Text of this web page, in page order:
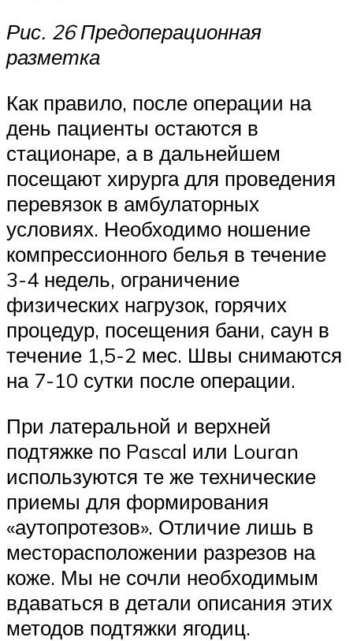
Рис. 26 Предоперационная
разметка
Как правило, после операции на
день пациенты остаются в
стационаре, а в дальнейшем
посещают хирурга для проведения
перевязок в амбулаторных
условиях. Необходимо ношение
компрессионного белья в течение
3-4 недель, ограничение
физических нагрузок, горячих
процедур, посещения бани, саун в
течение 1,5-2 мес. Швы снимаются
на 7-10 сутки после операции.
При латеральной и верхней
подтяжке по Pascal или Louran
используются те же технические
приемы для формирования
«аутопротезов». Отличие лишь в
месторасположении разрезов на
коже. Мы не сочли необходимым
вдаваться в детали описания этих
методов подтяжки ягодиц.